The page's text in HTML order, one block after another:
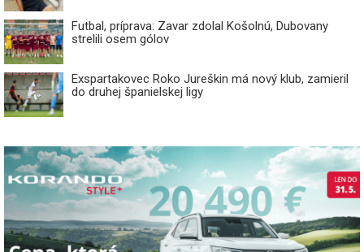
Futbal, príprava: Zavar zdolal Košolnú, Dubovany
strelili osem gólov
Exspartakovec Roko Jureškin má nový klub, zamieril
do druhej španielskej ligy